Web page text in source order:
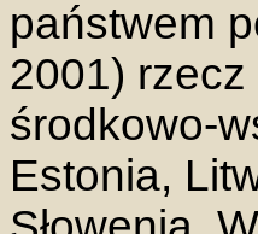
państwem
2001)
środkowo-
Estonia,